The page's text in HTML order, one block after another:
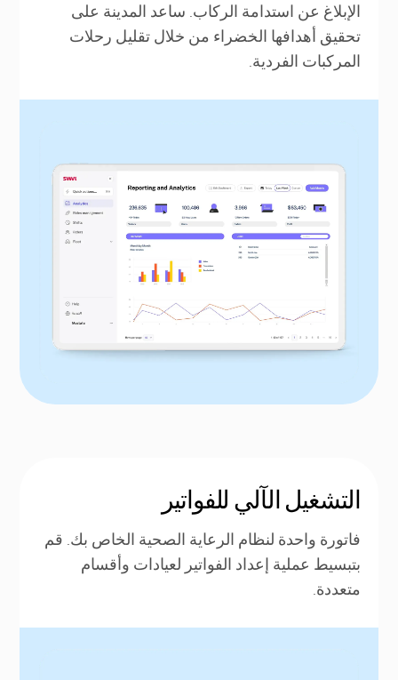
الإبلاغ عن استدامة الركاب. ساعد المدينة على
تحقيق أهدافها الخضراء من خلال تقليل رحلات
المركبات الفردية.
التشغيل الآلي للفواتير
فاتورة واحدة لنظام الرعاية الصحية الخاص بك. قم
بتبسيط عملية إعداد الفواتير لعيادات وأقسام
متعددة.